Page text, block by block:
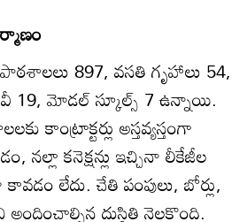
897, వసతి గృహాలు 54,
19, మోడల్‌ స్కూల్స్‌ 7 ఉన్నాయి.
కాంట్రాక్టర్లు అస్తవ్యస్తంగా
నల్లా కనెక్షన్లు ఇచ్చినా లీకేజీల
లేదు. చేతి పంపులు, బోర్లు,
దుస్థితి నెలకొంది.